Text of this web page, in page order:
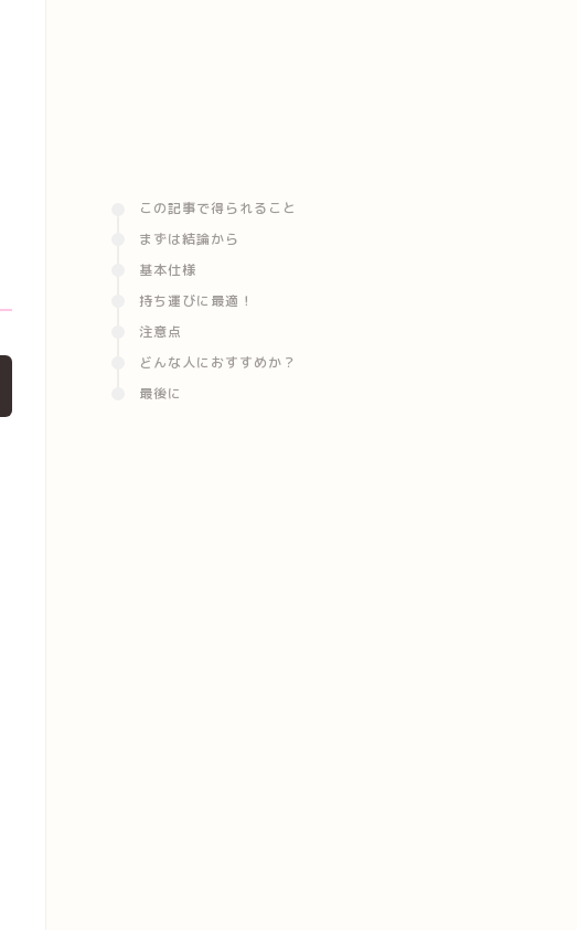
この記事で得られること
まずは結論から
基本仕様
持ち運びに最適！
注意点
どんな人におすすめか？
最後に